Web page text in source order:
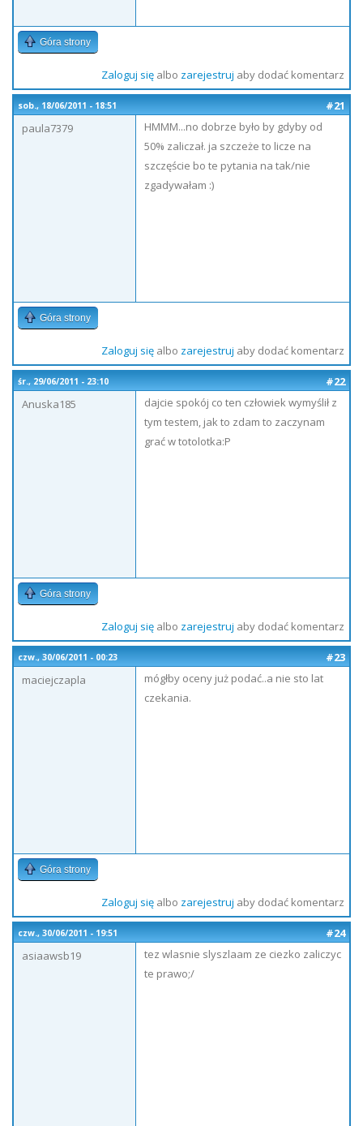
Góra strony
Zaloguj sięalbo zarejestruj aby dodać komentarz
sob., 18/06/2011 - 18:51
#21
paula7379
HMMM...no dobrze było by gdyby od
50% zaliczał. ja szczeże to licze na
szczęście bo te pytania na tak/nie
zgadywałam :)
Góra strony
Zaloguj sięalbo zarejestruj aby dodać komentarz
śr., 29/06/2011 - 23:10
#22
Anuska185
dajcie spokój co ten człowiek wymyślił z
tym testem, jak to zdam to zaczynam
grać w totolotka:P
Góra strony
Zaloguj sięalbo zarejestruj aby dodać komentarz
czw., 30/06/2011 - 00:23
#23
maciejczapla
mógłby oceny już podać..a nie sto lat
czekania.
Góra strony
Zaloguj sięalbo zarejestruj aby dodać komentarz
czw., 30/06/2011 - 19:51
#24
asiaawsb19
tez wlasnie slyszlaam ze ciezko zaliczyc
te prawo;/